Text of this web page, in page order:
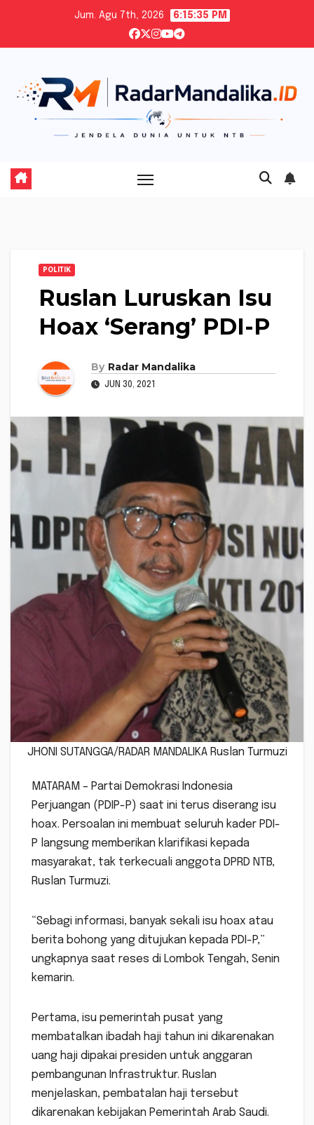
content
Jum. Agu 7th, 2026 6:15:37 PM
POLITIK
Ruslan Luruskan Isu
Hoax ‘Serang’ PDI-P
By Radar Mandalika
JUN 30, 2021
JHONI SUTANGGA/RADAR MANDALIKA Ruslan Turmuzi
MATARAM – Partai Demokrasi Indonesia
Perjuangan (PDIP-P) saat ini terus diserang isu
hoax. Persoalan ini membuat seluruh kader PDI-
P langsung memberikan klarifikasi kepada
masyarakat, tak terkecuali anggota DPRD NTB,
Ruslan Turmuzi.
“Sebagi informasi, banyak sekali isu hoax atau
berita bohong yang ditujukan kepada PDI-P,”
ungkapnya saat reses di Lombok Tengah, Senin
kemarin.
Pertama, isu pemerintah pusat yang
membatalkan ibadah haji tahun ini dikarenakan
uang haji dipakai presiden untuk anggaran
pembangunan Infrastruktur. Ruslan
menjelaskan, pembatalan haji tersebut
dikarenakan kebijakan Pemerintah Arab Saudi.